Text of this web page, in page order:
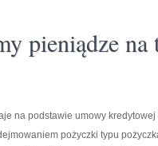
pieniądze na
na podstawie umowy
pożyczki typu